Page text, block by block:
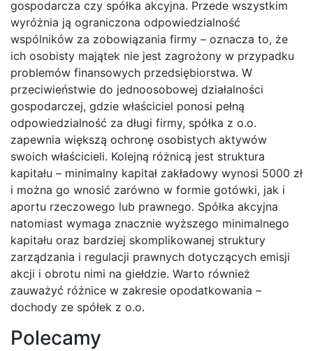
gospodarcza czy spółka akcyjna. Przede wszystkim
wyróżnia ją ograniczona odpowiedzialność
wspólników za zobowiązania firmy – oznacza to, że
ich osobisty majątek nie jest zagrożony w przypadku
problemów finansowych przedsiębiorstwa. W
przeciwieństwie do jednoosobowej działalności
gospodarczej, gdzie właściciel ponosi pełną
odpowiedzialność za długi firmy, spółka z o.o.
zapewnia większą ochronę osobistych aktywów
swoich właścicieli. Kolejną różnicą jest struktura
kapitału – minimalny kapitał zakładowy wynosi 5000 zł
i można go wnosić zarówno w formie gotówki, jak i
aportu rzeczowego lub prawnego. Spółka akcyjna
natomiast wymaga znacznie wyższego minimalnego
kapitału oraz bardziej skomplikowanej struktury
zarządzania i regulacji prawnych dotyczących emisji
akcji i obrotu nimi na giełdzie. Warto również
zauważyć różnice w zakresie opodatkowania –
dochody ze spółek z o.o.
Polecamy